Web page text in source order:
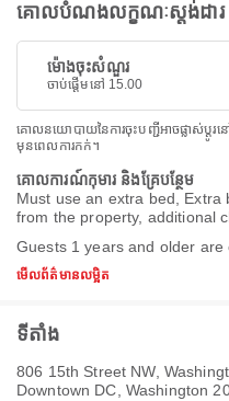
គោលបំណងលក្ខណៈស្តង់ដារ
ម៉ោងចុះសំណួរ
ចាប់ផ្តើមនៅ 15.00
គោលនយោបាយនៃការចុះបញ្ជីអាចផ្លាស់ប្តូរ
មុនពេលការកក់។
គោលការណ៍កុមារ និងគ្រែបន្ថែម
Must use an extra bed,
from the property, additional
Guests 1 years and older
មើលព័ត៌មានលម្អិត
ទីតាំង
806 15th Street NW,
Downtown DC, Washington